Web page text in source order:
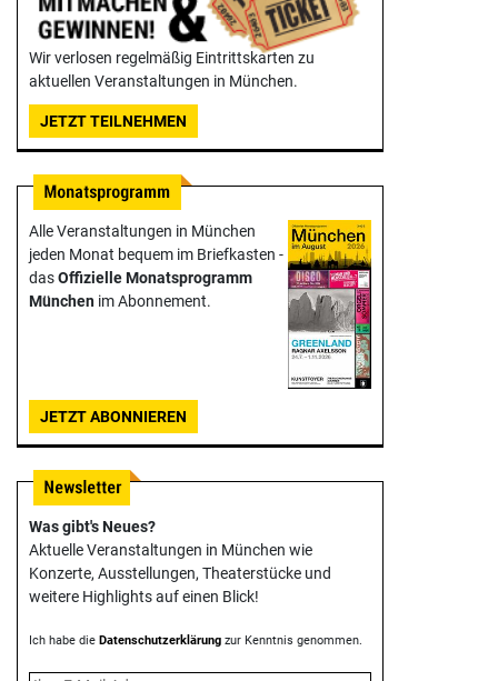
Wir verlosen regelmäßig Eintrittskarten zu
aktuellen Veranstaltungen in München.
JETZT TEILNEHMEN
Alle Veranstaltungen in München
jeden Monat bequem im Briefkasten -
dasOffizielle Monats­programm
München im Abonnement.
JETZT ABONNIEREN
Was gibt's Neues?
Aktuelle Veranstaltungen in München wie
Konzerte, Ausstellungen, Theater­stücke und
weitere Highlights auf einen Blick!
Ich habe die Datenschutzerklärung zur Kenntnis genommen.